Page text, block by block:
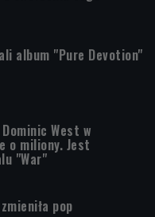
album "Pure Devotion"
West w
o miliony. Jest
"War"
pop